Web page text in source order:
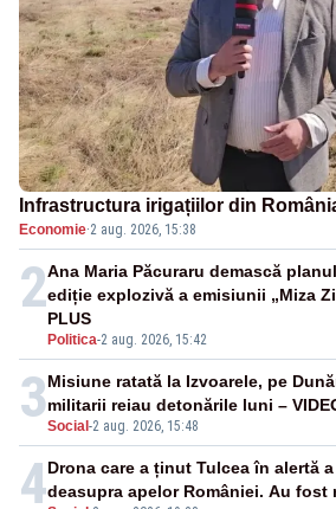
Infrastructura irigațiilor din
Economie·2 aug. 2026, 15:38
2
Politica-2 aug. 2026, 15:42
Ana Maria Păcuraru demască
ediție explozivă a emisiunii „Miza
PLUS
3Social -2 aug. 2026, 15:48
Misiune ratată la Izvoarele, pe
militarii reiau detonările luni –
4Drona care a ținut Tulcea în alertă
deasupra apelor României. Au fost